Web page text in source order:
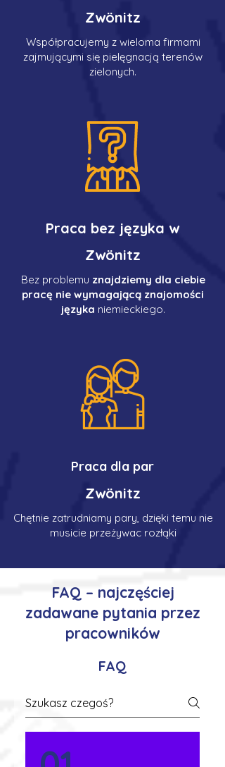
Zwönitz
Współpracujemy z wieloma firmami
zajmującymi się pielęgnacją terenów
zielonych.
Praca bez języka w
Zwönitz
Bez problemu znajdziemy dla ciebie
pracę nie wymagającą znajomości
języka niemieckiego.
Praca dla par
Zwönitz
Chętnie zatrudniamy pary, dzięki temu nie
musicie przeżywac rozłąki
FAQ – najczęściej
zadawane pytania przez
pracowników
FAQ